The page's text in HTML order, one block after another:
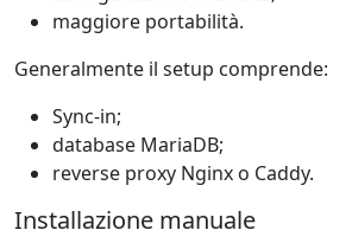
maggiore portabilità.
Generalmente il setup comprende:
Sync-in;
database MariaDB;
reverse proxy Nginx o Caddy.
Installazione manuale